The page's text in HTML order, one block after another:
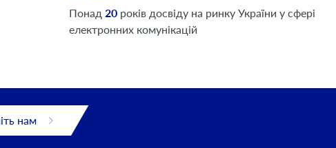
Понад 20років досвіду на ринку України у сфері
електронних комунікацій
нам